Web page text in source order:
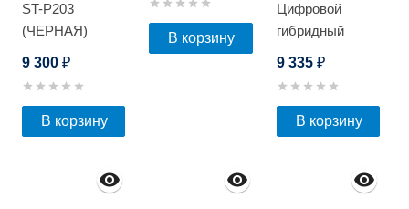
ST-P203
(ЧЕРНАЯ)
9 300 ₽
В корзину
В корзину
Цифровой
гибридный
9 335 ₽
В корзину